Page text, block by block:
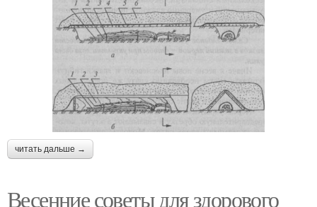
читать дальше →
Весенние советы для здорового